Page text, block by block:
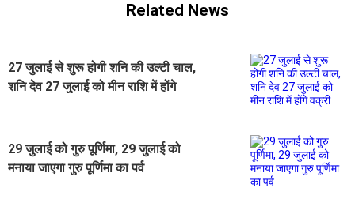
Related News
27 जुलाई से शुरू होगी शनि की उल्टी चाल,
शनि देव 27 जुलाई को मीन राशि में होंगे
29 जुलाई को गुरु पूर्णिमा, 29 जुलाई को
मनाया जाएगा गुरु पूर्णिमा का पर्व